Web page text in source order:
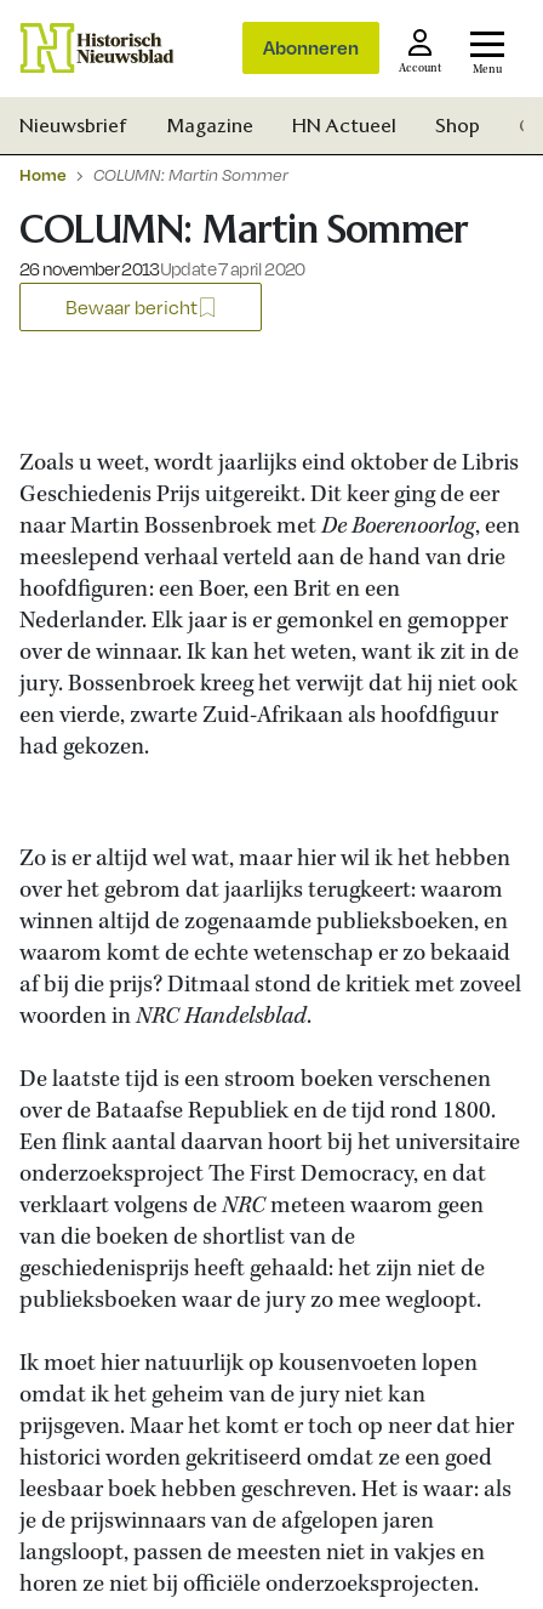
Abonneren
Account Menu
Zoek
Nieuwsbrief Magazine HN Actueel Shop
Home COLUMN: Martin Sommer
COLUMN: Martin Sommer
Gepubliceerd op:
26 november 2013Update 7 april 2020
Bewaar bericht
Zoals u weet, wordt jaarlijks eind oktober de Libris
Geschiedenis Prijs uitgereikt. Dit keer ging de eer
naar Martin Bossenbroek metDe Boerenoorlog, een
meeslepend verhaal verteld aan de hand van drie
hoofdfiguren: een Boer, een Brit en een
Nederlander. Elk jaar is er gemonkel en gemopper
over de winnaar. Ik kan het weten, want ik zit in de
jury. Bossenbroek kreeg het verwijt dat hij niet ook
een vierde, zwarte Zuid-Afrikaan als hoofdfiguur
had gekozen.
Zo is er altijd wel wat, maar hier wil ik het hebben
over het gebrom dat jaarlijks terugkeert: waarom
winnen altijd de zogenaamde publieksboeken, en
waarom komt de echte wetenschap er zo bekaaid
af bij die prijs? Ditmaal stond de kritiek met zoveel
woorden inNRC Handelsblad.
De laatste tijd is een stroom boeken verschenen
over de Bataafse Republiek en de tijd rond 1800.
Een flink aantal daarvan hoort bij het universitaire
onderzoeksproject The First Democracy, en dat
verklaart volgens deNRCmeteen waarom geen
van die boeken de shortlist van de
geschiedenisprijs heeft gehaald: het zijn niet de
publieksboeken waar de jury zo mee wegloopt.
Ik moet hier natuurlijk op kousenvoeten lopen
omdat ik het geheim van de jury niet kan
prijsgeven. Maar het komt er toch op neer dat hier
historici worden gekritiseerd omdat ze een goed
leesbaar boek hebben geschreven. Het is waar: als
je de prijswinnaars van de afgelopen jaren
langsloopt, passen de meesten niet in vakjes en
horen ze niet bij officiële onderzoeksprojecten.